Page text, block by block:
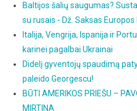
Baltijos šalių saugumas?
su rusais - Dž. Saksas
Italija, Vengrija, Ispanija ir
karinei pagalbai Ukrainai
Didelį gyventojų spaudimą
paleido Georgescu!
BŪTI AMERIKOS PRIEŠU –
MIRTINA